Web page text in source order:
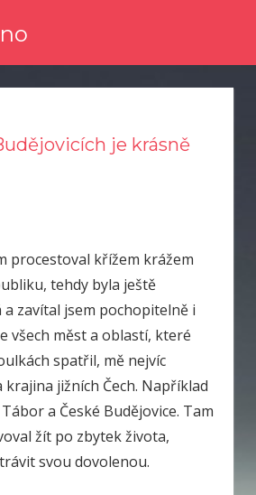
je krásně
procestoval křížem krážem
tehdy byla ještě
a zavítal jsem pochopitelně i
všech měst a oblastí, které
spatřil, mě nejvíc
krajina jižních Čech. Například
a České Budějovice. Tam
žít po zbytek života,
svou dovolenou.